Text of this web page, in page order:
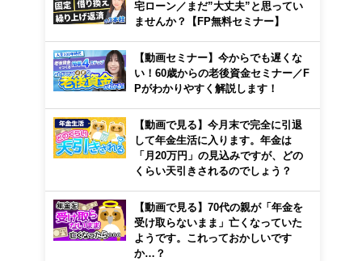
宅ローン／まだ”大丈夫”と思ってい
ませんか？【FP無料セミナー】
【動画セミナー】今からでも遅くな
い！60歳からの老後資金セミナー／F
Pがわかりやすく解説します！
【動画で見る】今月末で完全に引退
して年金生活に入ります。年金は
「月20万円」の見込みですが、どの
くらい天引きされるのでしょう？
【動画で見る】70代の親が「年金を
受け取らないまま」亡くなっていた
ようです。これっておかしいです
か…？